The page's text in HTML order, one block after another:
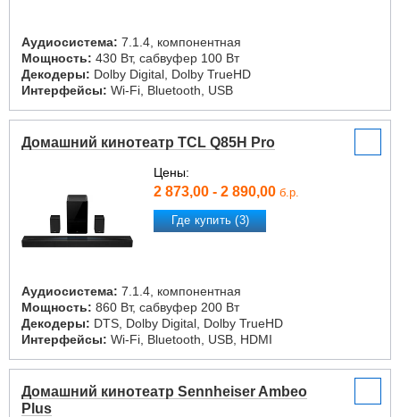
Аудиосистема: 7.1.4, компонентная
Мощность: 430 Вт, сабвуфер 100 Вт
Декодеры: Dolby Digital, Dolby TrueHD
Интерфейсы: Wi-Fi, Bluetooth, USB
Домашний кинотеатр TCL Q85H Pro
Цены:
2 873,00 - 2 890,00 б.р.
Где купить (3)
Аудиосистема: 7.1.4, компонентная
Мощность: 860 Вт, сабвуфер 200 Вт
Декодеры: DTS, Dolby Digital, Dolby TrueHD
Интерфейсы: Wi-Fi, Bluetooth, USB, HDMI
Домашний кинотеатр Sennheiser Ambeo
Plus